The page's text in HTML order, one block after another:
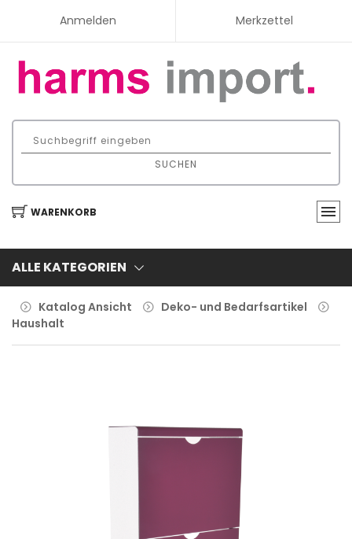
Anmelden Merkzettel
SUCHEN
WARENKORB
ALLE KATEGORIEN
Katalog Ansicht
Deko- und Bedarfsartikel
Haushalt